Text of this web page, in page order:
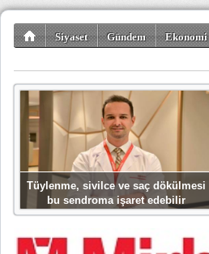
Siyaset Gündem Ekonomi
Tüylenme, sivilce ve saç dökülmesi
bu sendroma işaret edebilir